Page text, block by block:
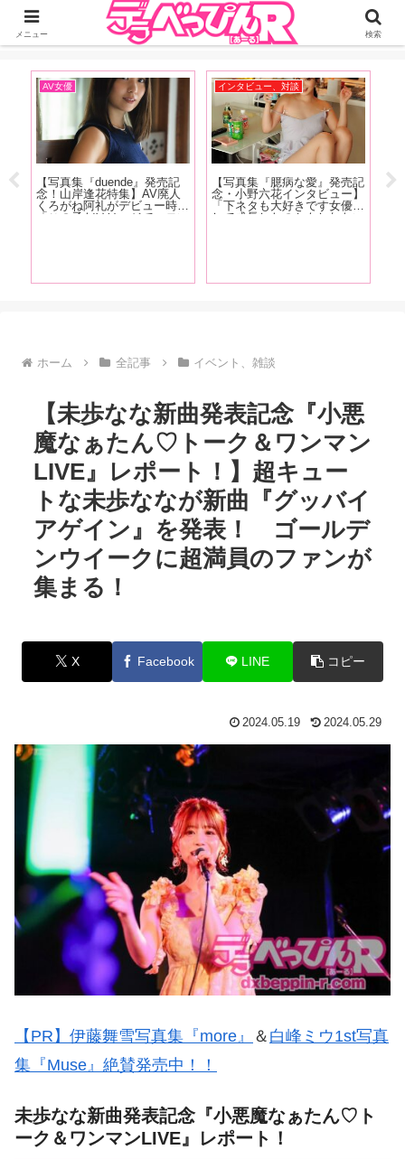
ジーオーティーが運営するちょっとHなニュースサイ。サイト内のリンクには
DMMアフィリエイトが含まれているものがあります
AV女優
【写真集『duende』発売記
念！山岸逢花特集】AV廃人
くろがね阿礼がデビュー時に
「この子だけはマジでエロい
インタビュー、対談
【写真集『臆病な愛』発売記
念・小野六花インタビュー】
「下ネタも大好きです女優と
して成長したのかもしれない
【
ホーム 全記事 イベント、雑談
【未歩なな新曲発表記念『小悪
魔なぁたん♡トーク＆ワンマン
LIVE』レポート！】超キュー
トな未歩ななが新曲『グッバイ
アゲイン』を発表！ ゴールデ
ンウイークに超満員のファンが
集まる！
X Facebook LINE コピー
2024.05.19 2024.05.29
【PR】伊藤舞雪写真集『more』 ＆ 白峰ミウ1st写真
集『Muse』絶賛発売中！！
未歩なな新曲発表記念『小悪魔なぁたん♡ト
ーク＆ワンマンLIVE』レポート！
メニュー 検索